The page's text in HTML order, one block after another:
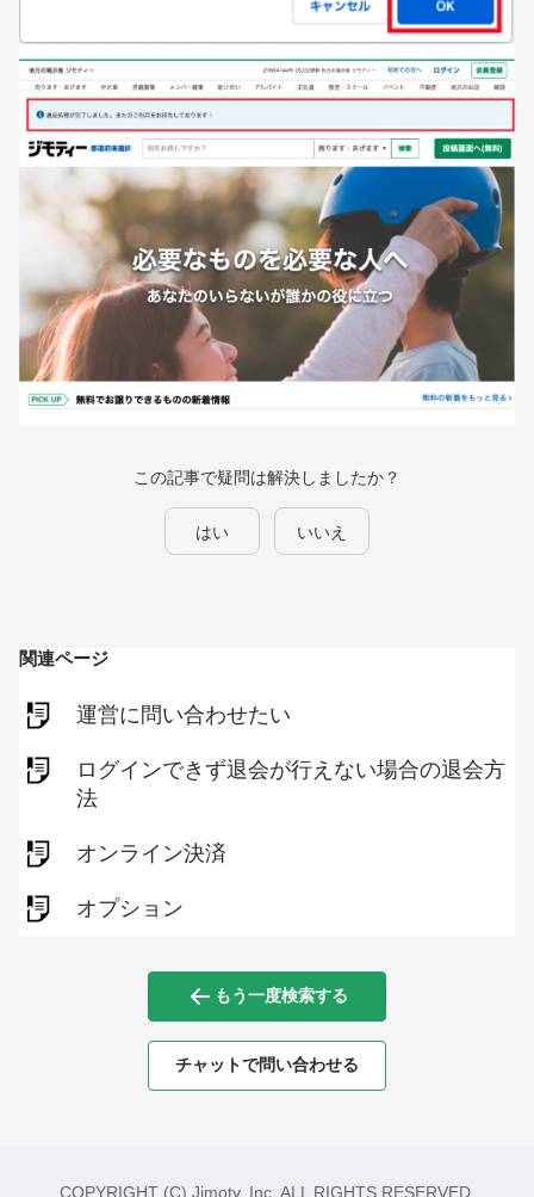
この記事で疑問は解決しましたか？
はい いいえ
関連ページ
運営に問い合わせたい
ログインできず退会が行えない場合の退会方
法
オンライン決済
オプション
もう一度検索する
チャットで問い合わせる
COPYRIGHT (C) Jimoty, Inc. ALL RIGHTS RESERVED.